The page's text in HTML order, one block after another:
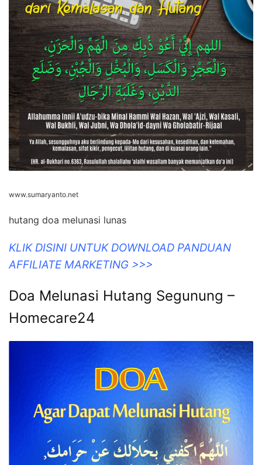
www.sumaryanto.net
hutang doa melunasi lunas
KLIK DISINI UNTUK DOWNLOAD PANDUAN
AFFILIATE MARKETING >>>
Doa Melunasi Hutang Segunung –
Homecare24